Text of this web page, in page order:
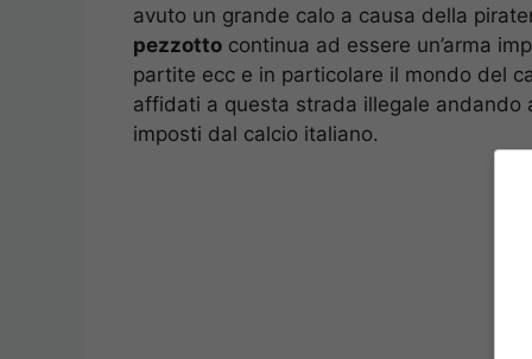
avuto un grande calo a causa della
pezzotto continua ad essere un’arma
partite ecc e in particolare il mondo del
affidati a questa strada illegale andando
imposti dal calcio italiano.